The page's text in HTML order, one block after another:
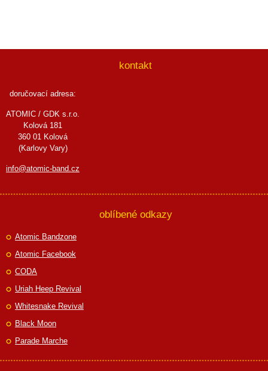
kontakt
doručovací adresa:
ATOMIC / GDK s.r.o.
Kolová 181
360 01 Kolová
(Karlovy Vary)
info@atomic-band.cz
oblíbené odkazy
Atomic Bandzone
Atomic Facebook
CODA
Uriah Heep Revival
Whitesnake Revival
Black Moon
Parade Marche